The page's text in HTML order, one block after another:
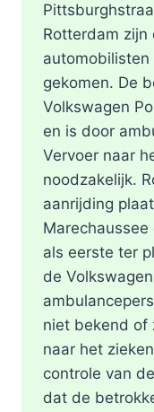
Rotterdam
gekomen. De
Volkswagen
en is door
Vervoer naar
noodzakelijk.
aanrijding
als eerste ter
de
niet bekend of
naar het
controle van
dat de